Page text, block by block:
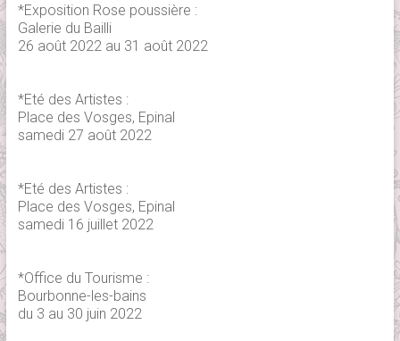
*Exposition Rose poussière :
Galerie du Bailli
26 août 2022 au 31 août 2022
*Eté des Artistes :
Place des Vosges, Epinal
samedi 27 août 2022
*Eté des Artistes :
Place des Vosges, Epinal
samedi 16 juillet 2022
*Office du Tourisme :
Bourbonne-les-bains
du 3 au 30 juin 2022